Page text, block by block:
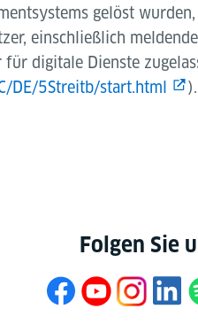
gelöst
einschließlich
digitale Dienste
DE/5Streitb/start.html ).
Folgen Sie